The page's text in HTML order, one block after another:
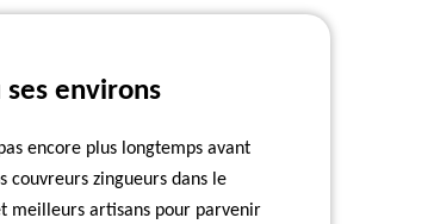
environs
encore plus longtemps avant
couvreurs zingueurs dans le
meilleurs artisans pour parvenir